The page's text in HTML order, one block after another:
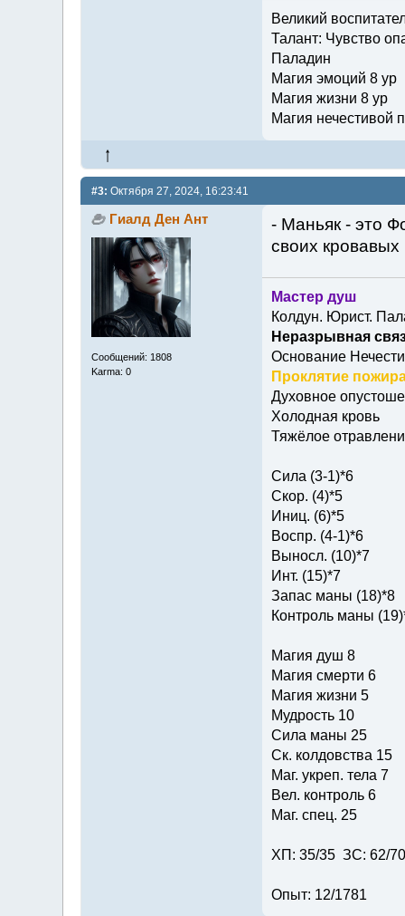
Великий
Талант: Чувство
Паладин
Магия эмоций 8 ур
Магия жизни 8 ур
Магия нечестивой
#3: Октября 27, 2024, 16:23:41
Гиалд Ден Ант
Сообщений: 1808
Karma: 0
- Маньяк - это
своих кровавых
Мастер душ
Колдун. Юрист.
Неразрывная
Основание
Проклятие
Духовное
Холодная кровь
Тяжёлое
Сила (3-1)*6
Скор. (4)*5
Иниц. (6)*5
Воспр. (4-1)*6
Выносл. (10)*7
Инт. (15)*7
Запас маны (18)*8
Контроль маны
Магия душ 8
Магия смерти 6
Магия жизни 5
Мудрость 10
Сила маны 25
Ск. колдовства 15
Маг. укреп. тела 7
Вел. контроль 6
Маг. спец. 25
ХП: 35/35 ЗС: 62/
Опыт: 12/1781